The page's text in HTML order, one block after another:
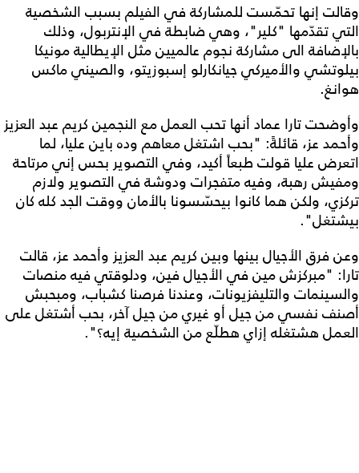
وقالت إنها تحمّست للمشاركة في الفيلم بسبب الشخصية
التي تقدّمها "كلير"، وهي ضابطة في الإنتربول، وذلك
بالإضافة الى مشاركة نجوم عالميين مثل الإيطالية مونيكا
بيلوتشي والأميركي جيانكارلو إسبوزيتو، والصيني ماكس
هوانغ.
وأوضحت تارا عماد أنها تحب العمل مع النجمين كريم عبد العزيز
وأحمد عز، قائلةً: "بحب اشتغل معاهم وده باين عليا، لما
اتعرض عليا قولت طبعاً أكيد، وفي التصوير بحس إني مرتاحة
ومفيش رهبة، وفيه متفجرات ودوشة في التصوير ولازم
تركزي، ولكن هما كانوا بيحسّسونا بالأمان ووقت الجد كله كان
بيشتغل".
وعن فرق الأجيال بينها وبين كريم عبد العزيز وأحمد عز، قالت
تارا: "مبركزش مين في الأجيال فين، ودلوقتي فيه منصات
والسينمات والتليفزيونات، وعندنا فرصنا كشباب، ومبحبش
أصنف نفسي من جيل أو غيري من جيل آخر، بحب أشتغل على
العمل هشتغله إزاي هطلّع من الشخصية إيه؟".